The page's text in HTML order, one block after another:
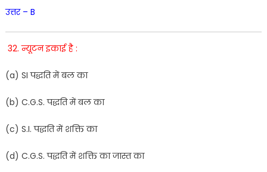
उत्तर – B
32.न्यूटन इकाईहै :
(a) SIपद्धतिमेंबलका
(b) C.G.S.पद्धतिमेंबलका
(c) S.I.पद्धतिमें शक्तिका
(d) C.G.S. पद्धति में शक्ति का जास्त का